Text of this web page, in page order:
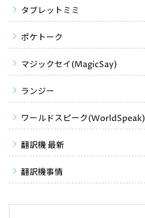
タブレットミミ
ポケトーク
マジックセイ(MagicSay)
ランジー
ワールドスピーク(WorldSpeak)
翻訳機 最新
翻訳機事情